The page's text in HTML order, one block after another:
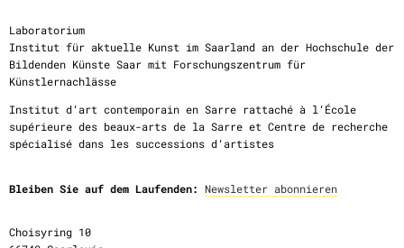
Laboratorium
Institut für aktuelle Kunst im Saarland an der Hochschule der
Bildenden Künste Saar mit Forschungszentrum für
Künstlernachlässe
Institut d‘art contemporain en Sarre rattaché à l‘École
supérieure des beaux-arts de la Sarre et Centre de recherche
spécialisé dans les successions d‘artistes
Bleiben Sie auf dem Laufenden: Newsletter abonnieren
Choisyring 10